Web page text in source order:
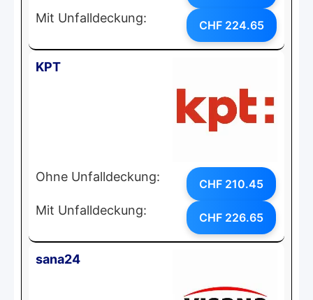
Mit Unfalldeckung: CHF 224.65
KPT
Ohne Unfalldeckung: CHF 210.45
Mit Unfalldeckung: CHF 226.65
sana24